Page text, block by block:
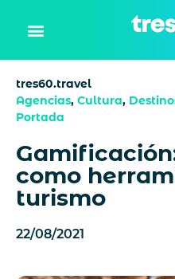
tres60.travel
Agencias, Cultura,
Portada
como
turismo
22/08/2021